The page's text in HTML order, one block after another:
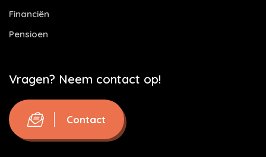
Financiën
Pensioen
Vragen? Neem contact op!
Contact